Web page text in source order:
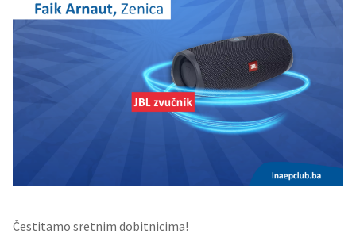
Čestitamo sretnim dobitnicima!